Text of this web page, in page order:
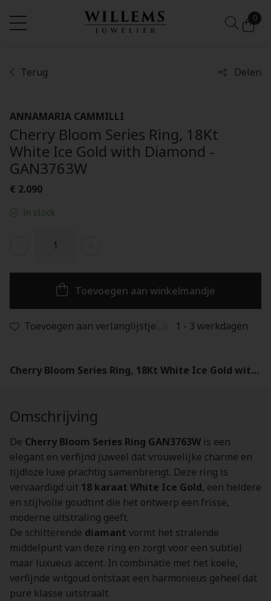
0
Terug Delen
ANNAMARIA CAMMILLI
Cherry Bloom Series Ring, 18Kt
White Ice Gold with Diamond -
GAN3763W
€ 2.090
In stock
Toevoegen aan winkelmandje
Toevoegen aan verlanglijstje 1 - 3 werkdagen
Cherry Bloom Series Ring, 18Kt White Ice Gold with Diamond - GAN3763W
Omschrijving
De Cherry Bloom Series Ring GAN3763W is een
elegant en verfijnd juweel dat vrouwelijke charme en
tijdloze luxe prachtig samenbrengt. Deze ring is
vervaardigd uit 18 karaat White Ice Gold, een heldere
en stijlvolle goudtint die het ontwerp een frisse,
moderne uitstraling geeft.
De schitterende diamant vormt het stralende
middelpunt van deze ring en zorgt voor een subtiel
maar luxueus accent. In combinatie met het koele,
verfijnde witgoud ontstaat een harmonieus geheel dat
pure klasse uitstraalt.